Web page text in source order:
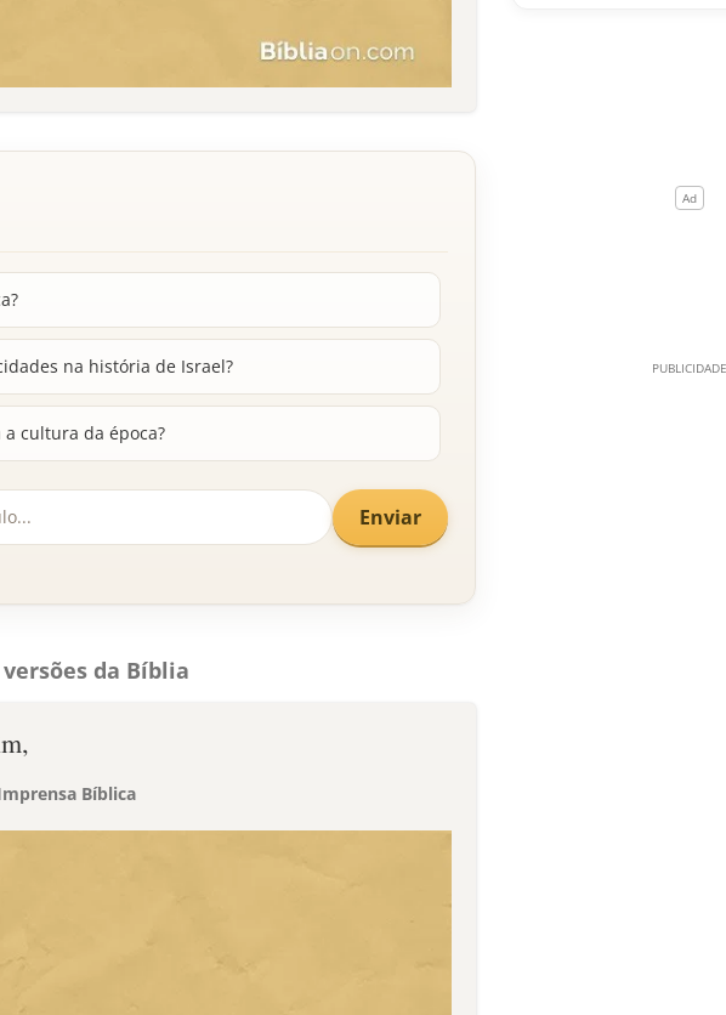
na história de Israel?
a cultura da época?
Enviar
da Bíblia
Bíblica